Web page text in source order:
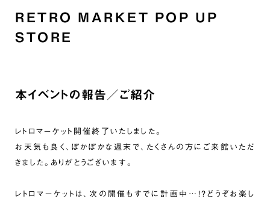
RETRO MARKET POP UP
STORE
本イベントの報告／ご紹介
レトロマーケット開催終了いたしました。
お天気も良く、ぽかぽかな週末で、たくさんの方にご来館いただ
きました。ありがとうございます。
レトロマーケットは、次の開催もすでに計画中…！？どうぞお楽し